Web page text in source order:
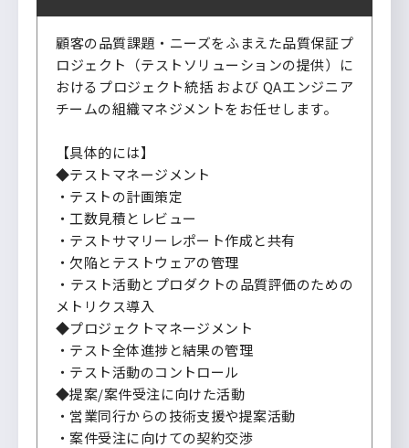
顧客の品質課題・ニーズをふまえた品質保証プ
ロジェクト（テストソリューションの提供）に
おけるプロジェクト統括 および QAエンジニア
チームの組織マネジメントをお任せします。
【具体的には】
◆テストマネージメント
・テストの計画策定
・工数見積とレビュー
・テストサマリーレポート作成と共有
・欠陥とテストウェアの管理
・テスト活動とプロダクトの品質評価のための
メトリクス導入
◆プロジェクトマネージメント
・テスト全体進捗と結果の管理
・テスト活動のコントロール
◆提案/案件受注に向けた活動
・営業同行からの技術支援や提案活動
・案件受注に向けての契約交渉